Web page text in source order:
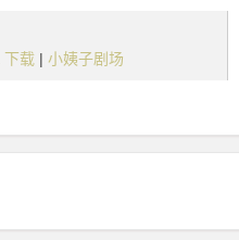
下载 | 小姨子剧场